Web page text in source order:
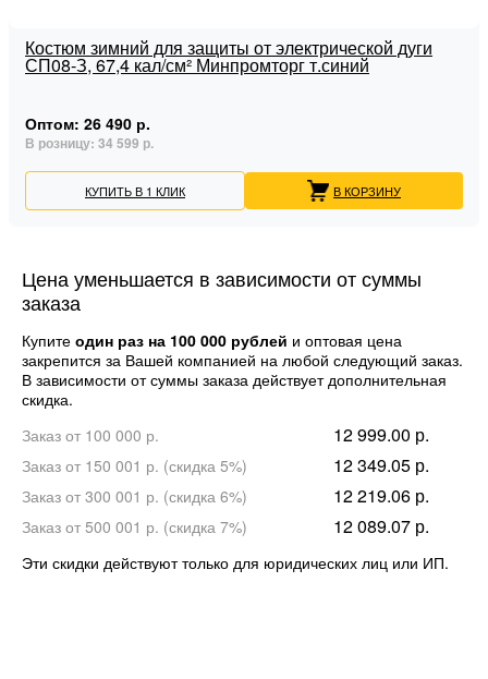
Костюм зимний для защиты от электрической дуги
СП08-З, 67,4 кал/см² Минпромторг т.синий
Оптом: 26 490 р.
В розницу: 34 599 р.
КУПИТЬ В 1 КЛИК В КОРЗИНУ
Цена уменьшается в зависимости от суммы
заказа
Купите один раз на 100 000 рублей и оптовая цена
закрепится за Вашей компанией на любой следующий заказ.
В зависимости от суммы заказа действует дополнительная
скидка.
Заказ от 100 000 р.
12 999.00 р.
Заказ от 150 001 р. (скидка 5%) 12 349.05 р.
Заказ от 300 001 р. (скидка 6%) 12 219.06 р.
Заказ от 500 001 р. (скидка 7%) 12 089.07 р.
Эти скидки действуют только для юридических лиц или ИП.